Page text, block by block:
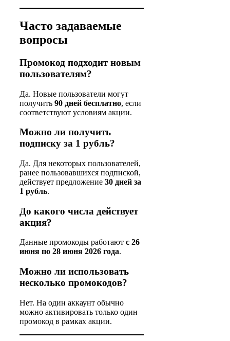
Часто задаваемые
вопросы
Промокод подходит новым
пользователям?
Да. Новые пользователи могут
получить 90 дней бесплатно, если
соответствуют условиям акции.
Можно ли получить
подписку за 1 рубль?
Да. Для некоторых пользователей,
ранее пользовавшихся подпиской,
действует предложение 30 дней за
1 рубль.
До какого числа действует
акция?
Данные промокоды работают с 26
июня по 28 июня 2026 года.
Можно ли использовать
несколько промокодов?
Нет. На один аккаунт обычно
можно активировать только один
промокод в рамках акции.